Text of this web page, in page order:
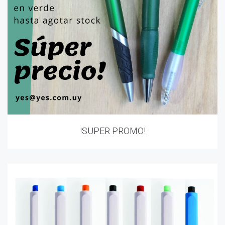
!SUPER PROMO!